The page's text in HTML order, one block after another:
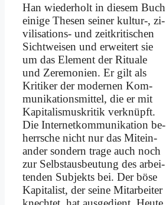
Han wie­der­holt in die­sem Buch
ei­ni­ge The­sen sei­ner kultur‑, zi­
vi­li­sa­ti­ons- und zeit­kri­ti­schen
Sicht­wei­sen und er­wei­tert sie
um das Ele­ment der Ri­tua­le
und Ze­re­mo­nien. Er gilt als
Kri­ti­ker der mo­der­nen Kom­
mu­ni­ka­ti­ons­mit­tel, die er mit
Ka­pi­ta­lis­mus­kri­tik ver­knüpft.
Die In­ter­net­kom­mu­ni­ka­ti­on be­
herr­sche nicht nur das Mit­ein­
an­der son­dern tra­ge auch noch
zur Selbst­aus­beu­tung des ar­bei­
ten­den Sub­jekts bei. Der bö­se
Ka­pi­ta­list, der sei­ne Mit­ar­bei­ter